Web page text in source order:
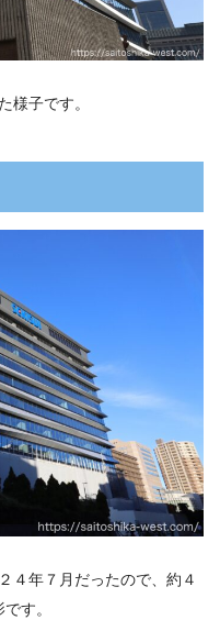
様子です。
４年７月だったので、約４
す。